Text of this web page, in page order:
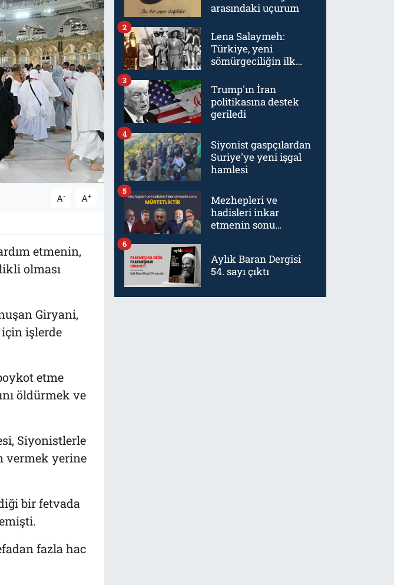
A- A+
etmenin,
olması
Giryani,
işlerde
etme
öldürmek ve
Siyonistlerle
vermek yerine
bir fetvada
fazla hac
arasındaki uçurum
Lena Salaymeh:
Türkiye, yeni
sömürgeciliğin ilk
2
Trump'ın İran
politikasına destek
geriledi
3
Siyonist gaspçılardan
Suriye'ye yeni işgal
hamlesi
4
Mezhepleri ve
hadisleri inkar
etmenin sonu
5
Aylık Baran Dergisi
54. sayı çıktı
6